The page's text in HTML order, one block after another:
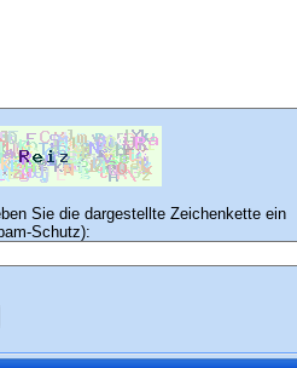
Sie die dargestellte Zeichenkette ein
Schutz):